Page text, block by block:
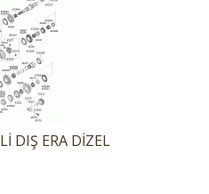
DIŞ ERA DİZEL